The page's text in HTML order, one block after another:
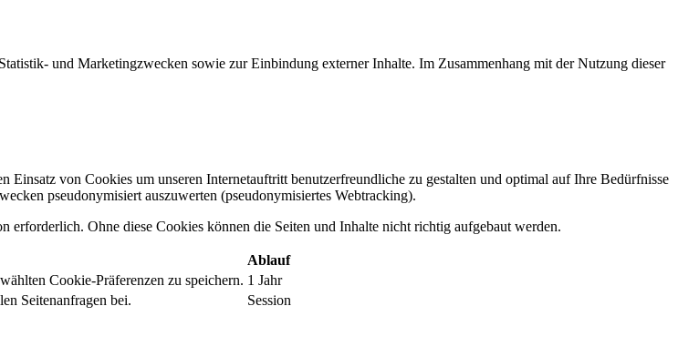
und Marketingzwecken sowie zur Einbindung externer Inhalte. Im Zusammenhang mit der Nutzung dieser
von Cookies um unseren Internetauftritt benutzerfreundliche zu gestalten und optimal auf Ihre Bedürfnisse
pseudonymisiert auszuwerten (pseudonymisiertes Webtracking).
Ohne diese Cookies können die Seiten und Inhalte nicht richtig aufgebaut werden.
Ablauf
Cookie-Präferenzen zu speichern. 1 Jahr
Seitenanfragen bei. Session